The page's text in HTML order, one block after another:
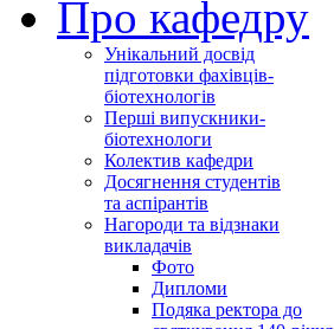
Про кафедру
Унікальний досвід
підготовки фахівців-
біотехнологів
Перші випускники-
біотехнологи
Колектив кафедри
Досягнення студентів
та аспірантів
Нагороди та відзнаки
викладачів
Фото
Дипломи
Подяка ректора до